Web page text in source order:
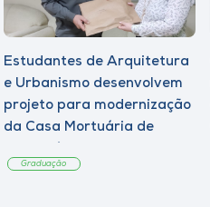
Estudantes de Arquitetura
e Urbanismo desenvolvem
projeto para modernização
da Casa Mortuária de
Graduação